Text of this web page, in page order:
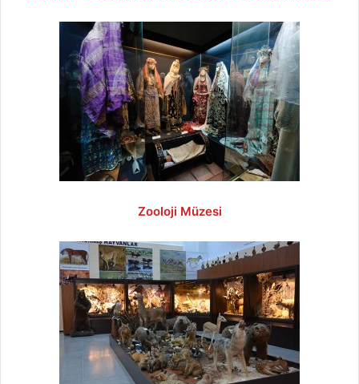
Zooloji Müzesi